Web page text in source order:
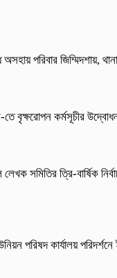
অসহায় পরিবার জিম্মিদশায়,
তে বৃক্ষরোপন কর্মসূচীর
সমিতির ত্রি-বার্ষিক
পরিষদ কার্যালয়